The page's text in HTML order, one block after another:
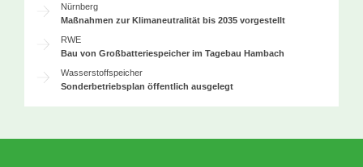
Nürnberg
Maßnahmen zur Klimaneutralität bis 2035 vorgestellt
RWE
Bau von Großbatteriespeicher im Tagebau Hambach
Wasserstoffspeicher
Sonderbetriebsplan öffentlich ausgelegt